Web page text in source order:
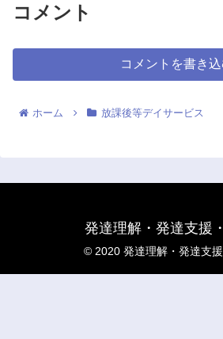
コメント
コメントを書き
ホーム 放課後等デイサービス
発達理解・発達支援
© 2020 発達理解・発達支援